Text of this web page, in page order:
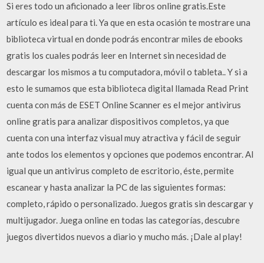
Si eres todo un aficionado a leer libros online gratis.Este
artículo es ideal para ti. Ya que en esta ocasión te mostrare una
biblioteca virtual en donde podrás encontrar miles de ebooks
gratis los cuales podrás leer en Internet sin necesidad de
descargar los mismos a tu computadora, móvil o tableta.. Y si a
esto le sumamos que esta biblioteca digital llamada Read Print
cuenta con más de ESET Online Scanner es el mejor antivirus
online gratis para analizar dispositivos completos, ya que
cuenta con una interfaz visual muy atractiva y fácil de seguir
ante todos los elementos y opciones que podemos encontrar. Al
igual que un antivirus completo de escritorio, éste, permite
escanear y hasta analizar la PC de las siguientes formas:
completo, rápido o personalizado. Juegos gratis sin descargar y
multijugador. Juega online en todas las categorías, descubre
juegos divertidos nuevos a diario y mucho más. ¡Dale al play!